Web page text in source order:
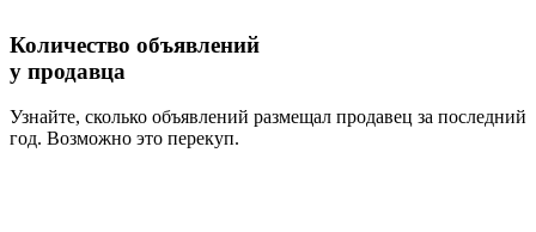
Количество объявлений
у продавца
Узнайте, сколько объявлений размещал продавец за последний
год. Возможно это перекуп.